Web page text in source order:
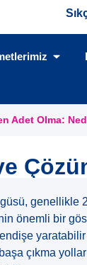
Adet Olma:
önemli bir
çıkma